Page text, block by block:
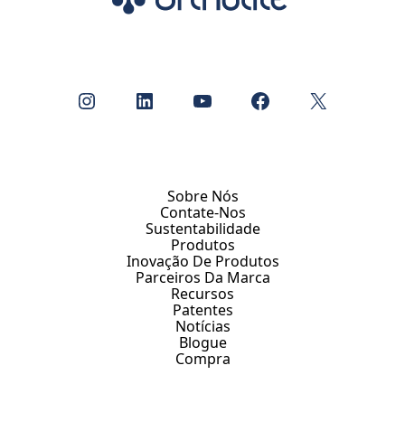
Instagram LinkedIn YouTube Facebook X
Sobre Nós
Contate-Nos
Sustentabilidade
Produtos
Inovação De Produtos
Parceiros Da Marca
Recursos
Patentes
Notícias
Blogue
Compra